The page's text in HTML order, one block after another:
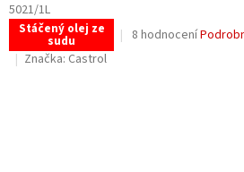
5021/1L
Stáčený olej ze
sudu
Průměrné
8 hodnocení
Značka: Castrol